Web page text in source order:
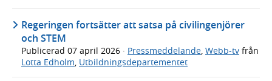
Regeringen fortsätter att satsa på civilingenjörer
och STEM
Publicerad 07 april 2026 · Pressmeddelande, Webb-tv från
Lotta Edholm, Utbildningsdepartementet